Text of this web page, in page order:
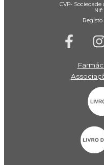
CVP- Sociedade
Nif:
Registo